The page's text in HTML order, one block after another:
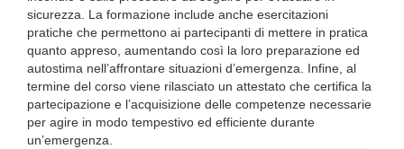
sicurezza. La formazione include anche esercitazioni
pratiche che permettono ai partecipanti di mettere in pratica
quanto appreso, aumentando così la loro preparazione ed
autostima nell’affrontare situazioni d’emergenza. Infine, al
termine del corso viene rilasciato un attestato che certifica la
partecipazione e l’acquisizione delle competenze necessarie
per agire in modo tempestivo ed efficiente durante
un’emergenza.